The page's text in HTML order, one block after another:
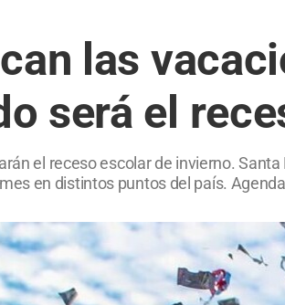
las
será el
el receso escolar de invierno.
en distintos puntos del país.